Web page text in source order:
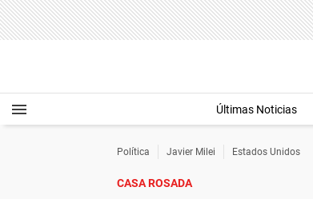
Últimas Noticias
Política Javier Milei Estados Unidos
CASA ROSADA